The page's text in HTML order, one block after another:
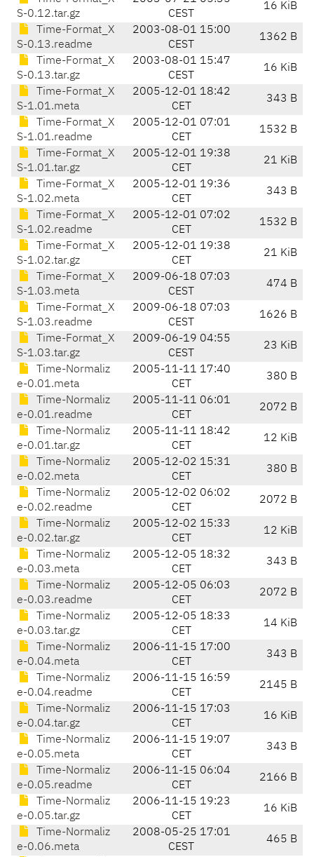
S-0.12.tar.gz
CEST
16 KiB
Time-Format_X
S-0.13.readme
2003-08-01 15:00
CEST
1362 B
Time-Format_X
S-0.13.tar.gz
2003-08-01 15:47
CEST
16 KiB
Time-Format_X
S-1.01.meta
2005-12-01 18:42
CET
343 B
Time-Format_X
S-1.01.readme
2005-12-01 07:01
CET
1532 B
Time-Format_X
S-1.01.tar.gz
2005-12-01 19:38
CET
21 KiB
Time-Format_X
S-1.02.meta
2005-12-01 19:36
CET
343 B
Time-Format_X
S-1.02.readme
2005-12-01 07:02
CET
1532 B
Time-Format_X
S-1.02.tar.gz
2005-12-01 19:38
CET
21 KiB
Time-Format_X
S-1.03.meta
2009-06-18 07:03
CEST
474 B
Time-Format_X
S-1.03.readme
2009-06-18 07:03
CEST
1626 B
Time-Format_X
S-1.03.tar.gz
2009-06-19 04:55
CEST
23 KiB
Time-Normaliz
e-0.01.meta
2005-11-11 17:40
CET
380 B
Time-Normaliz
e-0.01.readme
2005-11-11 06:01
CET
2072 B
Time-Normaliz
e-0.01.tar.gz
2005-11-11 18:42
CET
12 KiB
Time-Normaliz
e-0.02.meta
2005-12-02 15:31
CET
380 B
Time-Normaliz
e-0.02.readme
2005-12-02 06:02
CET
2072 B
Time-Normaliz
e-0.02.tar.gz
2005-12-02 15:33
CET
12 KiB
Time-Normaliz
e-0.03.meta
2005-12-05 18:32
CET
343 B
Time-Normaliz
e-0.03.readme
2005-12-05 06:03
CET
2072 B
Time-Normaliz
e-0.03.tar.gz
2005-12-05 18:33
CET
14 KiB
Time-Normaliz
e-0.04.meta
2006-11-15 17:00
CET
343 B
Time-Normaliz
e-0.04.readme
2006-11-15 16:59
CET
2145 B
Time-Normaliz
e-0.04.tar.gz
2006-11-15 17:03
CET
16 KiB
Time-Normaliz
e-0.05.meta
2006-11-15 19:07
CET
343 B
Time-Normaliz
e-0.05.readme
2006-11-15 06:04
CET
2166 B
Time-Normaliz
e-0.05.tar.gz
2006-11-15 19:23
CET
16 KiB
Time-Normaliz
e-0.06.meta
2008-05-25 17:01
CEST
465 B